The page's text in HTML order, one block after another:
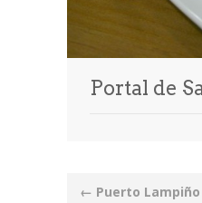
Portal de
Post
← Puerto Lampiño